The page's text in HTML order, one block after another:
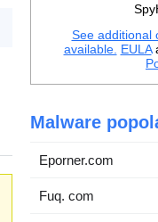
See additional
available. EULA
Malware
Eporner.com
Fuq. com